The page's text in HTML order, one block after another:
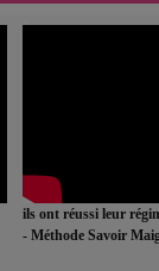
ils ont réussi leur
- Méthode Savoir